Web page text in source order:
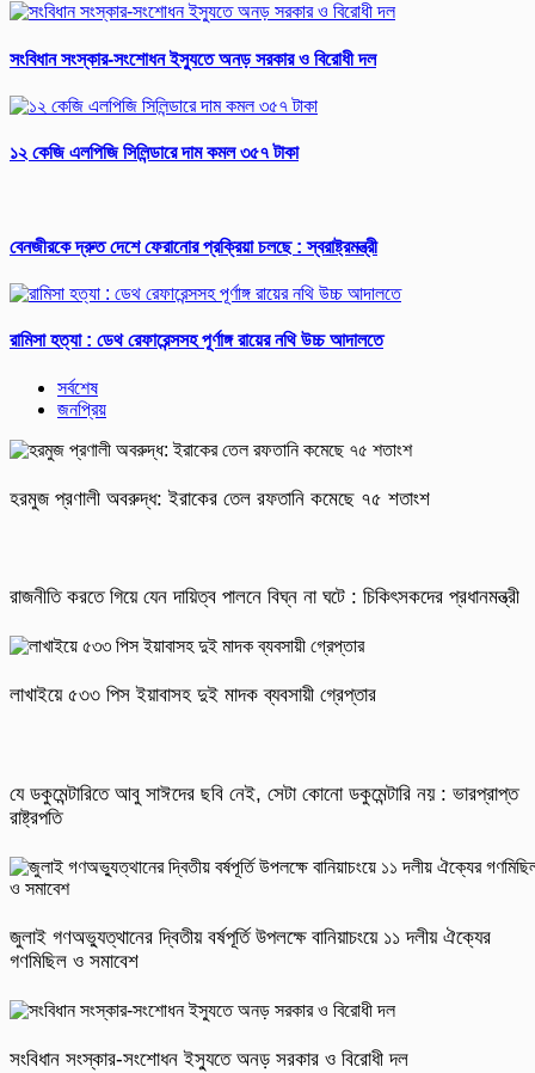
সংবিধান সংস্কার-সংশোধন ইস্যুতে অনড় সরকার ও বিরোধী দল
১২ কেজি এলপিজি সিলিন্ডারে দাম কমল ৩৫৭ টাকা
বেনজীরকে দ্রুত দেশে ফেরানোর প্রক্রিয়া চলছে : স্বরাষ্ট্রমন্ত্রী
রামিসা হত্যা : ডেথ রেফারেন্সসহ পূর্ণাঙ্গ রায়ের নথি উচ্চ আদালতে
সর্বশেষ
জনপ্রিয়
হরমুজ প্রণালী অবরুদ্ধ: ইরাকের তেল রফতানি কমেছে ৭৫ শতাংশ
রাজনীতি করতে গিয়ে যেন দায়িত্ব পালনে বিঘ্ন না ঘটে : চিকিৎসকদের প্রধানমন্ত্রী
লাখাইয়ে ৫৩৩ পিস ইয়াবাসহ দুই মাদক ব্যবসায়ী গ্রেপ্তার
যে ডকুমেন্টারিতে আবু সাঈদের ছবি নেই, সেটা কোনো ডকুমেন্টারি নয় : ভারপ্রাপ্ত
রাষ্ট্রপতি
জুলাই গণঅভ্যুত্থানের দ্বিতীয় বর্ষপূর্তি উপলক্ষে বানিয়াচংয়ে ১১ দলীয় ঐক্যের
গণমিছিল ও সমাবেশ
সংবিধান সংস্কার-সংশোধন ইস্যুতে অনড় সরকার ও বিরোধী দল